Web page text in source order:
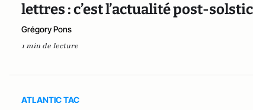
lettres : c’est l’actualité post-
Grégory Pons
1 min de lecture
ATLANTIC TAC